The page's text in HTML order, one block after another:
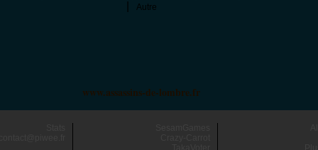
Autre
www.assassins-de-lombre.fr